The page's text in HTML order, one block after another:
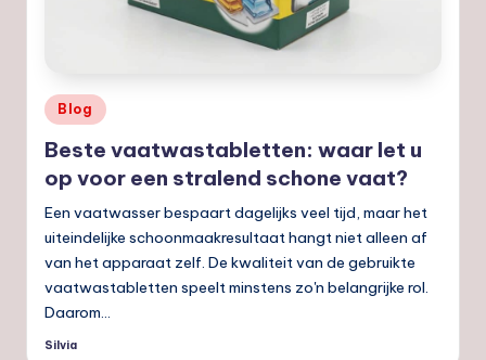
Geplaatst
in
Blog
Beste vaatwastabletten: waar let u
op voor een stralend schone vaat?
Een vaatwasser bespaart dagelijks veel tijd, maar het
uiteindelijke schoonmaakresultaat hangt niet alleen af
van het apparaat zelf. De kwaliteit van de gebruikte
vaatwastabletten speelt minstens zo'n belangrijke rol.
Daarom…
Geplaatst
Silvia